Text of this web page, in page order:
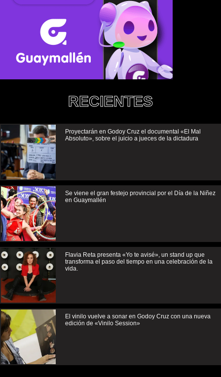
RECIENTES
Proyectarán en Godoy Cruz el documental «El Mal
Absoluto», sobre el juicio a jueces de la dictadura
Se viene el gran festejo provincial por el Día de la Niñez
en Guaymallén
Flavia Reta presenta «Yo te avisé», un stand up que
transforma el paso del tiempo en una celebración de la
vida.
El vinilo vuelve a sonar en Godoy Cruz con una nueva
edición de «Vinilo Session»